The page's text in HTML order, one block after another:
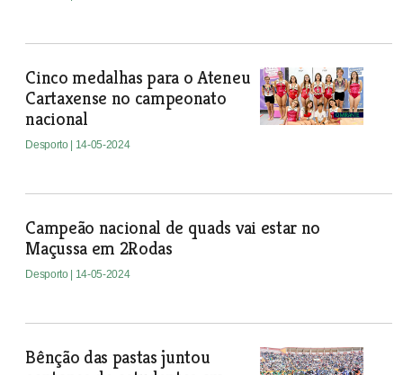
Cinco medalhas para o Ateneu
Cartaxense no campeonato
nacional
Desporto | 14-05-2024
Campeão nacional de quads vai estar no
Maçussa em 2Rodas
Desporto | 14-05-2024
Bênção das pastas juntou